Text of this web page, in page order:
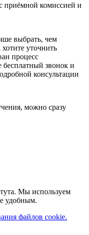
приёмной комиссией и
выбрать, чем
уточнить
процесс
бесплатный звонок и
консультации
можно сразу
Мы используем
удобным.
файлов cookie.